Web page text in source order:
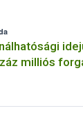
milliós